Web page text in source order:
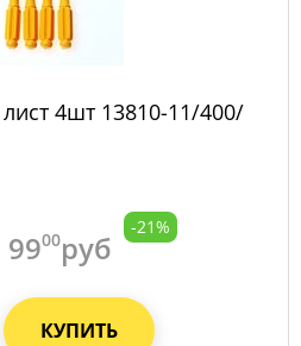
4шт 13810-11/400/
9900руб
-21%
КУПИТЬ